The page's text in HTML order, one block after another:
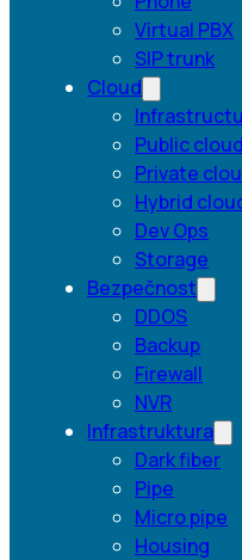
Virtual PBX
SIP trunk
Cloud
Public cloud
Private
Hybrid
Dev Ops
Storage
Bezpečnost
DDOS
Backup
Firewall
NVR
Infrastruktura
Dark fiber
Pipe
Micro pipe
Housing